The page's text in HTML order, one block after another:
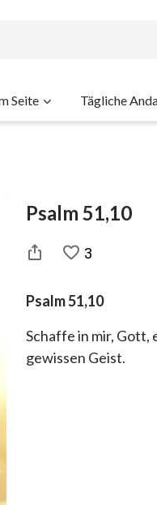
Seite Tägliche
Psalm 51,10
3
Psalm 51,10
Schaffe in mir, Gott,
gewissen Geist.